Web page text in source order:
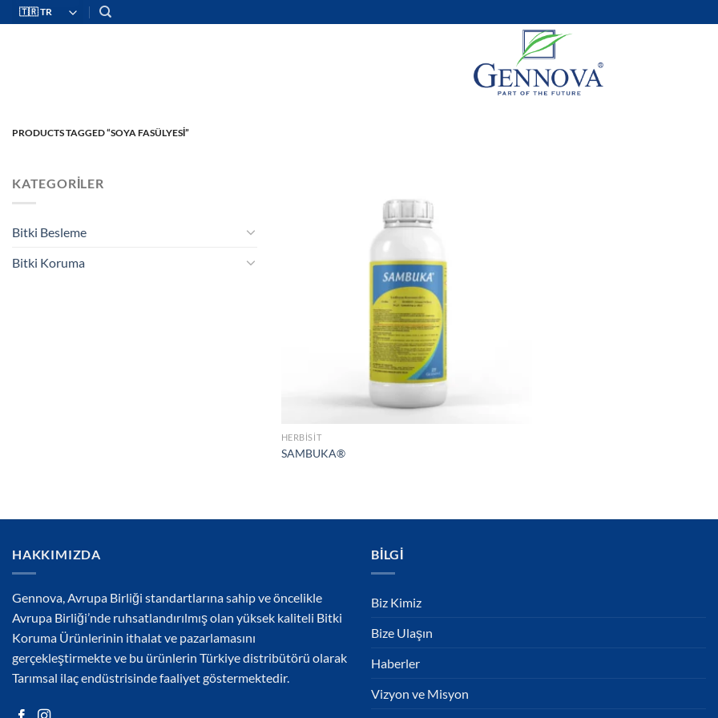
İçeriğe
PRODUCTS TAGGED “SOYA FASÜLYESİ”
KATEGORILER
Bitki Besleme
Bitki Koruma
HERBISIT
SAMBUKA®
HAKKIMIZDA
Gennova, Avrupa Birliği standartlarına sahip ve öncelikle
Avrupa Birliği’nde ruhsatlandırılmış olan yüksek kaliteli Bitki
Koruma Ürünlerinin ithalat ve pazarlamasını
gerçekleştirmekte ve bu ürünlerin Türkiye distribütörü olarak
Tarımsal ilaç endüstrisinde faaliyet göstermektedir.
BILGI
Biz Kimiz
Bize Ulaşın
Haberler
Vizyon ve Misyon